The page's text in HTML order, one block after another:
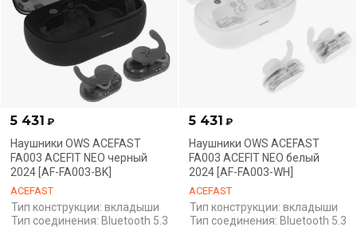
5 431 ₽
Наушники OWS ACEFAST
FA003 ACEFIT NEO черный
2024 [AF-FA003-BK]
ACEFAST
Тип конструкции: вкладыши
Тип соединения: Bluetooth 5.3
5 431 ₽
Наушники OWS ACEFAST
FA003 ACEFIT NEO белый
2024 [AF-FA003-WH]
ACEFAST
Тип конструкции: вкладыши
Тип соединения: Bluetooth 5.3